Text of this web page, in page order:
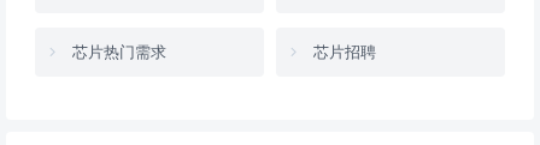
芯片热门需求 芯片招聘